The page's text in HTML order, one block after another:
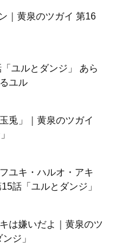
｜黄泉のツガイ 第16
ユルとダンジ」 あら
ユル
兎」｜黄泉のツガイ
ユキ・ハルオ・アキ
話「ユルとダンジ」
は嫌いだよ｜黄泉のツ
ジ」